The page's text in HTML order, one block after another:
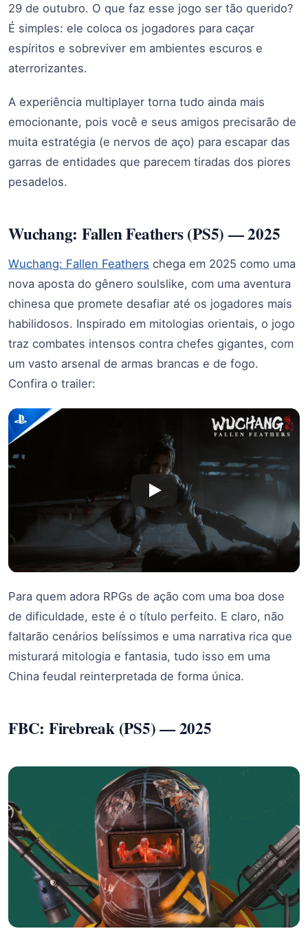
29 de outubro. O que faz esse jogo ser tão querido?
É simples: ele coloca os jogadores para caçar
espíritos e sobreviver em ambientes escuros e
aterrorizantes.
A experiência multiplayer torna tudo ainda mais
emocionante, pois você e seus amigos precisarão de
muita estratégia (e nervos de aço) para escapar das
garras de entidades que parecem tiradas dos piores
pesadelos.
Wuchang: Fallen Feathers (PS5) — 2025
Wuchang: Fallen Feathers chega em 2025 como uma
nova aposta do gênero soulslike, com uma aventura
chinesa que promete desafiar até os jogadores mais
habilidosos. Inspirado em mitologias orientais, o jogo
traz combates intensos contra chefes gigantes, com
um vasto arsenal de armas brancas e de fogo.
Confira o trailer:
Para quem adora RPGs de ação com uma boa dose
de dificuldade, este é o título perfeito. E claro, não
faltarão cenários belíssimos e uma narrativa rica que
misturará mitologia e fantasia, tudo isso em uma
China feudal reinterpretada de forma única.
FBC: Firebreak (PS5) — 2025